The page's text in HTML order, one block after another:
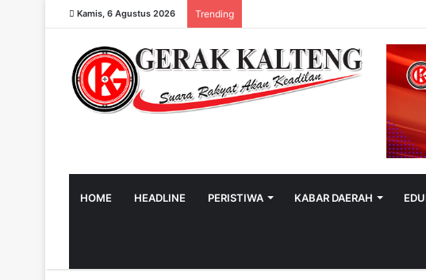
Kamis, 6 Agustus 2026 Trending
HOME HEADLINE PERISTIWA KABAR DAERAH